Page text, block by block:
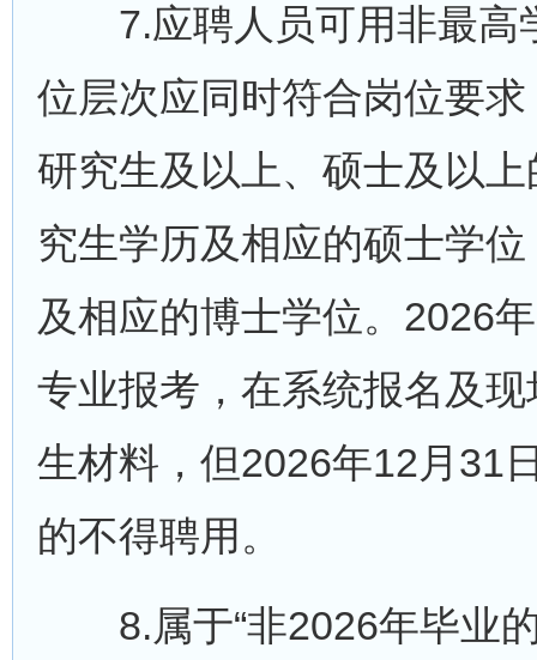
7.应聘人员可用非最高
位层次应同时符合岗位要
研究生及以上、硕士及以
究生学历及相应的硕士学
及相应的博士学位。2026
专业报考，在系统报名及
生材料，但2026年12月31
的不得聘用。
8.属于“非2026年毕业的